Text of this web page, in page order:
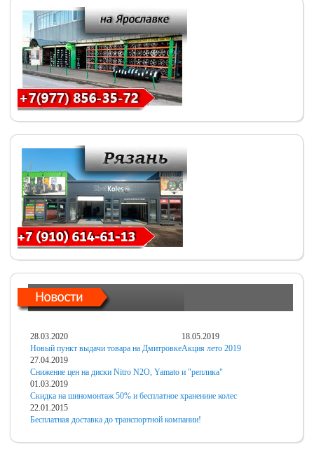
28.03.2020
Новый пункт выдачи товара на Дмитровке
18.05.2019
Акция лето 2019
27.04.2019
Снижение цен на диски Nitro N2O, Yamato и "реплика"
01.03.2019
Скидка на шиномонтаж 50% и бесплатное хранениие колес
22.01.2015
Бесплатная доставка до транспортной компании!